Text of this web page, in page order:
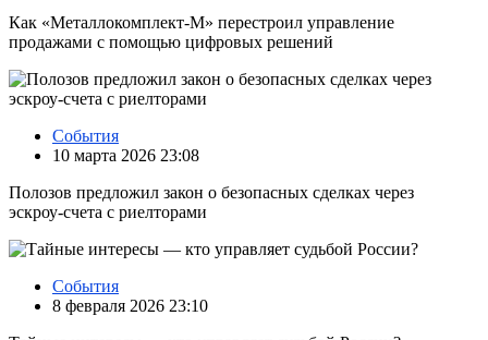
Как «Металлокомплект-М» перестроил управление
продажами с помощью цифровых решений
События
10 марта 2026 23:08
Полозов предложил закон о безопасных сделках через
эскроу‑счета с риелторами
События
8 февраля 2026 23:10